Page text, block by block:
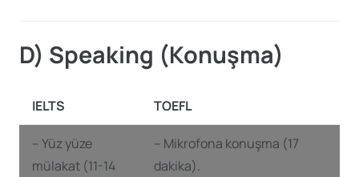
D) Speaking (Konuşma)
IELTS TOEFL
– Yüz yüze
mülakat (11-14
– Mikrofona konuşma (17
dakika).